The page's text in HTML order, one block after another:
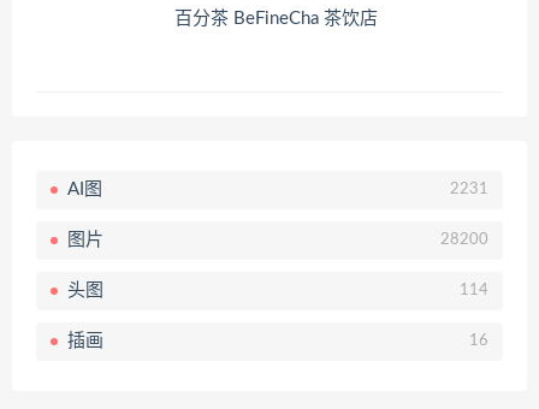
百分茶 BeFineCha 茶饮店
AI图 2231
图片 28200
头图 114
插画 16